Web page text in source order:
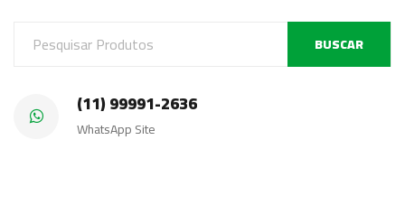
BUSCAR
(11) 99991-2636
WhatsApp Site